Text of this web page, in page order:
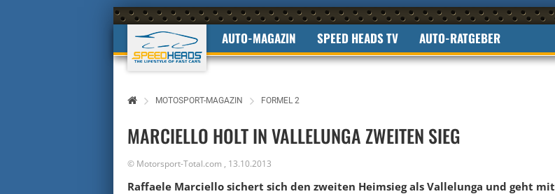
AUTO-MAGAZIN SPEED HEADS TV AUTO-RATGEBER
MOTOSPORT-MAGAZIN FORMEL 2
MARCIELLO HOLT IN VALLELUNGA ZWEITEN SIEG
© Motorsport-Total.com , 13.10.2013
Raffaele Marciello sichert sich den zweiten Heimsieg als Vallelunga und geht mit